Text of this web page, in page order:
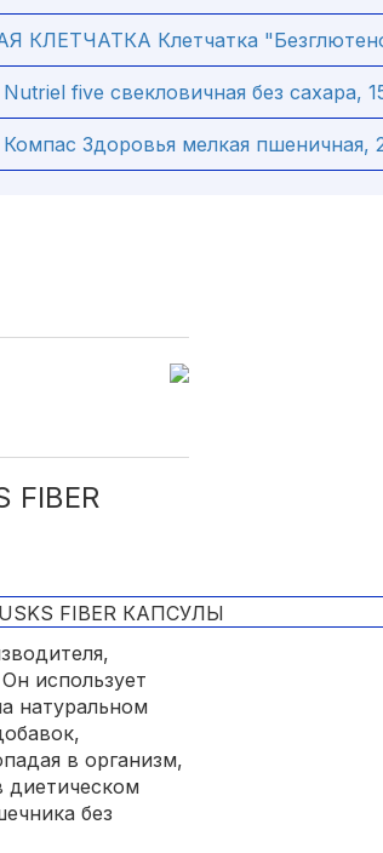
КЛЕТЧАТКА Клетчатка
five свекловичная без сахара,
Компас Здоровья мелкая пшеничная,
FIBER
использует
натуральном
в организм,
диетическом
без